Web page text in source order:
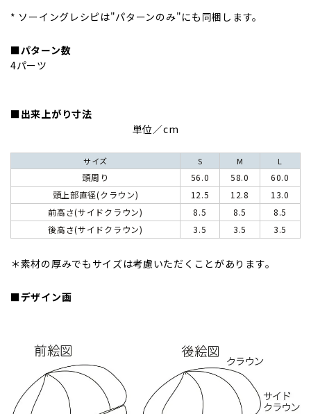
* ソーイングレシピは"パターンのみ"にも同梱します。
■パターン数
4パーツ
■出来上がり寸法
単位／cm
サイズ S M L
頭周り 56.0 58.0
60.0
頭上部直径(クラウン)
12.5 12.8
13.0
前高さ(サイドクラウン)
8.5 8.5
8.5
後高さ(サイドクラウン)
3.5 3.5 3.5
＊素材の厚みでもサイズは考慮いただくことがあります。
■デザイン画